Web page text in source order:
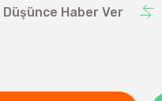
Düşünce Haber Ver